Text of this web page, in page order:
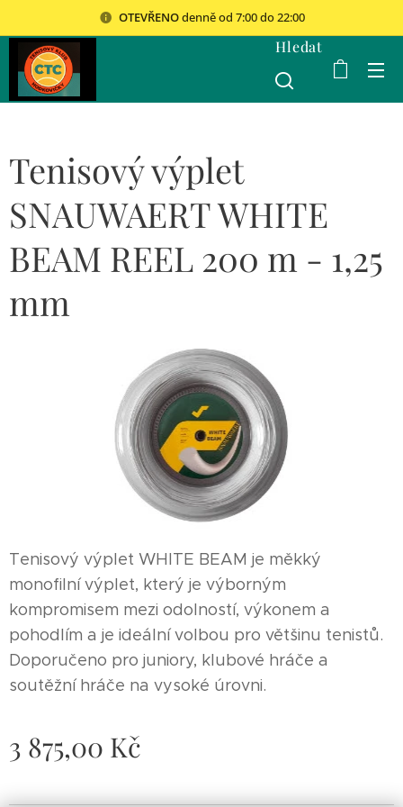
OTEVŘENOdenně od 7:00 do 22:00
Hledat
Tenisový výplet
SNAUWAERT WHITE
BEAM REEL 200 m - 1,25
mm
Tenisový výplet WHITE BEAM je měkký
monofilní výplet, který je výborným
kompromisem mezi odolností, výkonem a
pohodlím a je ideální volbou pro většinu tenistů.
Doporučeno pro juniory, klubové hráče a
soutěžní hráče na vysoké úrovni.
3 875,00 Kč